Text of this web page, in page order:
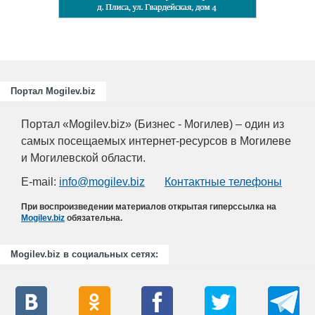
Портал Mogilev.biz
Портал «Mogilev.biz» (Бизнес - Могилев) – один из
самых посещаемых интернет-ресурсов в Могилеве
и Могилевской области.
E-mail: info@mogilev.biz Контактные телефоны
При воспроизведении материалов открытая гиперссылка на
Mogilev.biz обязательна.
Mogilev.biz в социальных сетях: